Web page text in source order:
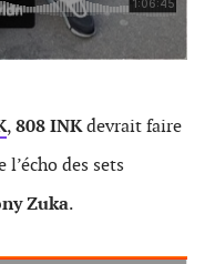
,808 INKdevrait faire
des sets
Zuka.